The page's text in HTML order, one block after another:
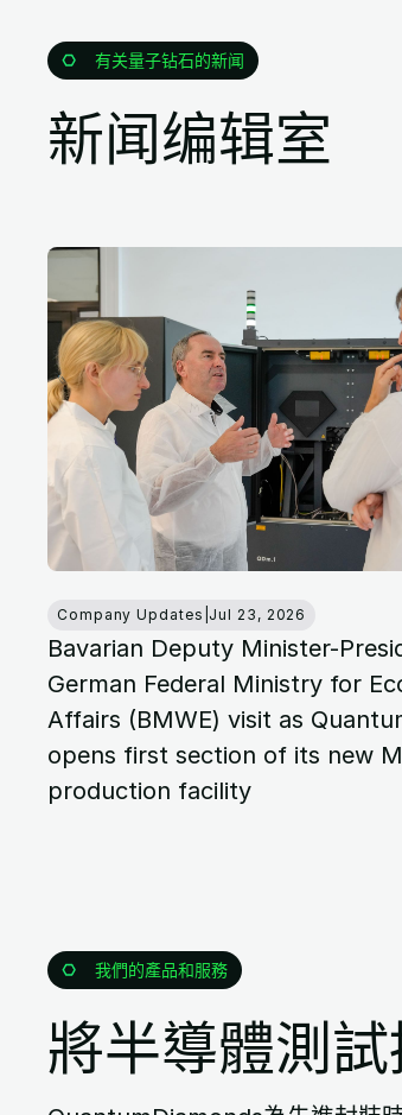
有关量子钻石的新闻
新闻编辑室
Company Updates Jul 23, 2026
Bavarian Deputy Minister-
German Federal Ministry for
Affairs (BMWE) visit as
opens first section of its new
production facility
我們的產品和服務
將半導體測